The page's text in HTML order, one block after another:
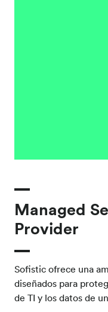
Managed
Provider
Sofistic ofrece una
diseñados para
de TI y los datos de